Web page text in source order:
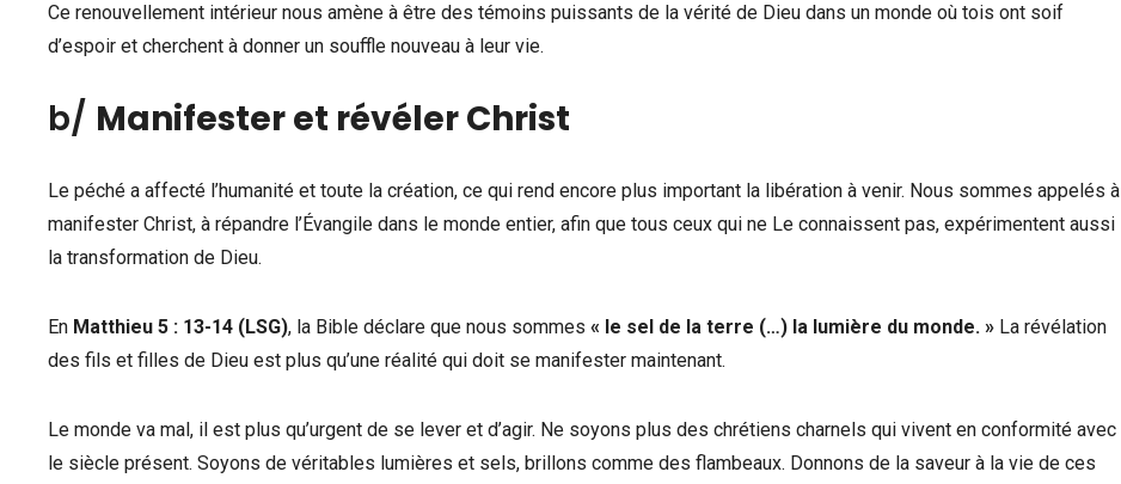
Ce renouvellement intérieur nous amène à être des témoins puissants de la vérité de Dieu dans un monde où tois ont soif
d’espoir et cherchent à donner un souffle nouveau à leur vie.
b/ Manifester et révéler Christ
Le péché a affecté l’humanité et toute la création, ce qui rend encore plus important la libération à venir. Nous sommes appelés à
manifester Christ, à répandre l’Évangile dans le monde entier, afin que tous ceux qui ne Le connaissent pas, expérimentent aussi
la transformation de Dieu.
En Matthieu 5 : 13-14 (LSG), la Bible déclare que nous sommes « le sel de la terre (…) la lumière du monde. » La révélation
des fils et filles de Dieu est plus qu’une réalité qui doit se manifester maintenant.
Le monde va mal, il est plus qu’urgent de se lever et d’agir. Ne soyons plus des chrétiens charnels qui vivent en conformité avec
le siècle présent. Soyons de véritables lumières et sels, brillons comme des flambeaux. Donnons de la saveur à la vie de ces